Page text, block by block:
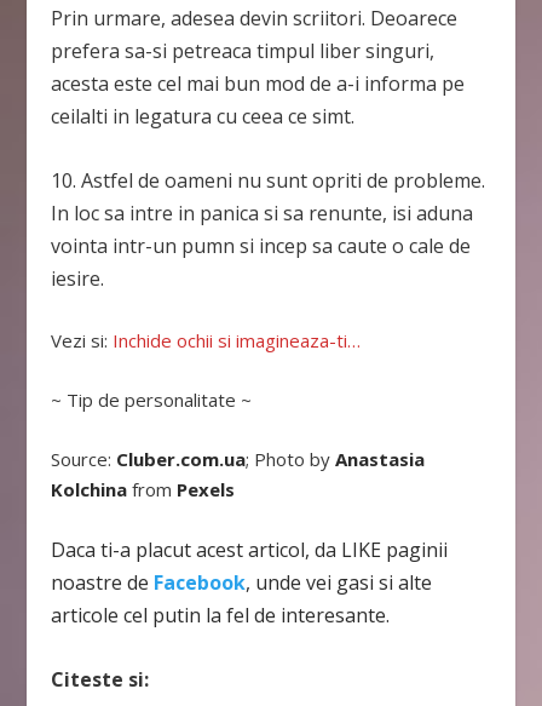
Prin urmare, adesea devin scriitori. Deoarece
prefera sa-si petreaca timpul liber singuri,
acesta este cel mai bun mod de a-i informa pe
ceilalti in legatura cu ceea ce simt.
10. Astfel de oameni nu sunt opriti de probleme.
In loc sa intre in panica si sa renunte, isi aduna
vointa intr-un pumn si incep sa caute o cale de
iesire.
Vezi si: Inchide ochii si imagineaza-ti…
~ Tip de personalitate ~
Source: Cluber.com.ua; Photo byAnastasia
Kolchina from Pexels
Daca ti-a placut acest articol, da LIKE paginii
noastre de Facebook, unde vei gasi si alte
articole cel putin la fel de interesante.
Citeste si: